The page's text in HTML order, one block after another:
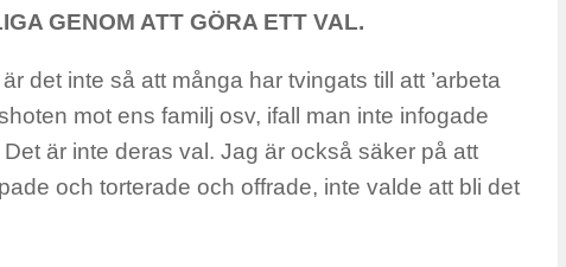
GENOM ATT GÖRA ETT VAL.
det inte så att många har tvingats till att ’arbeta
mot ens familj osv, ifall man inte infogade
är inte deras val. Jag är också säker på att
och torterade och offrade, inte valde att bli det